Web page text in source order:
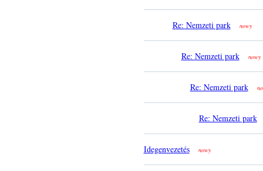
Re: Nemzeti park nowy
Re: Nemzeti park nowy
Re: Nemzeti park
Re: Nemzeti park
Idegenvezetés nowy